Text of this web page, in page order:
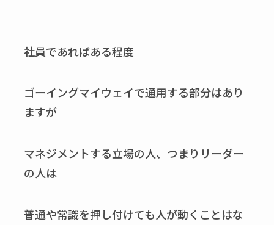
社員であればある程度
ゴーイングマイウェイで通用する部分はあり
ますが
マネジメントする立場の人、つまりリーダー
の人は
普通や常識を押し付けても人が動くことはな